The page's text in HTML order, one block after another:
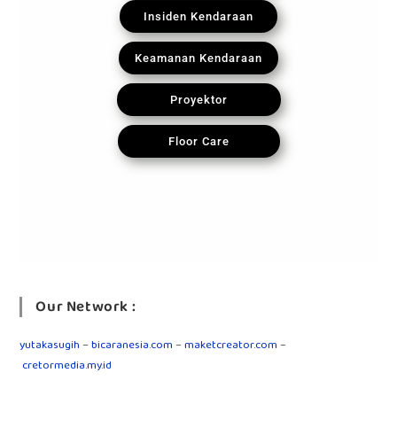
Insiden Kendaraan
Keamanan Kendaraan
Proyektor
Floor Care
Our Network :
yutakasugih–bicaranesia.com–maketcreator.com–
cretormedia.my.id